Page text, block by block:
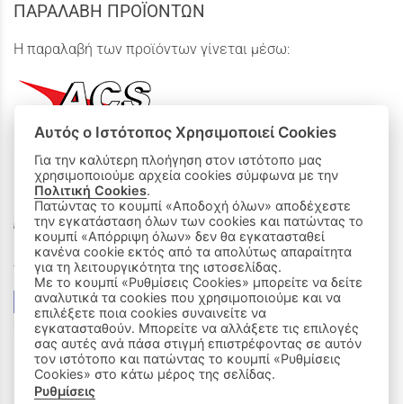
ΠΑΡΑΛΑΒΗ ΠΡΟΪΟΝΤΩΝ
Η παραλαβή των προϊόντων γίνεται μέσω:
ΟΙ ΑΓΟΡΕΣ ΜΟΥ
Καλάθι Αγορών
Δεχόμαστε όλες τις πιστωτικές κάρτες:
Αυτός ο Ιστότοπος Χρησιμοποιεί Cookies
Για την καλύτερη πλοήγηση στον ιστότοπο μας
χρησιμοποιούμε αρχεία cookies σύμφωνα με την
Πολιτική Cookies.
Πατώντας το κουμπί «Αποδοχή όλων» αποδέχεστε
την εγκατάσταση όλων των cookies και πατώντας το
κουμπί «Απόρριψη όλων» δεν θα εγκατασταθεί
κανένα cookie εκτός από τα απολύτως απαραίτητα
για τη λειτουργικότητα της ιστοσελίδας.
Με το κουμπί «Ρυθμίσεις Cookies» μπορείτε να δείτε
αναλυτικά τα cookies που χρησιμοποιούμε και να
επιλέξετε ποια cookies συναινείτε να
εγκατασταθούν. Μπορείτε να αλλάξετε τις επιλογές
σας αυτές ανά πάσα στιγμή επιστρέφοντας σε αυτόν
τον ιστότοπο και πατώντας το κουμπί «Ρυθμίσεις
Cookies» στο κάτω μέρος της σελίδας.
Ρυθμίσεις